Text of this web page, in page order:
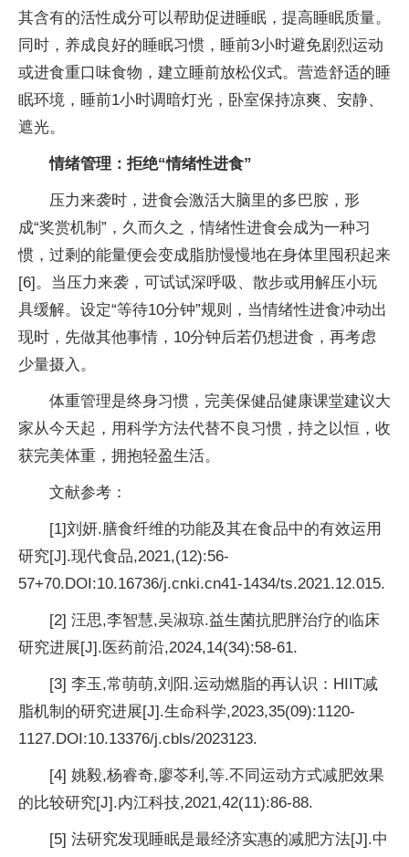
其含有的活性成分可以帮助促进睡眠，提高睡眠质量。
同时，养成良好的睡眠习惯，睡前3小时避免剧烈运动
或进食重口味食物，建立睡前放松仪式。营造舒适的睡
眠环境，睡前1小时调暗灯光，卧室保持凉爽、安静、
遮光。
情绪管理：拒绝“情绪性进食”
压力来袭时，进食会激活大脑里的多巴胺，形
成“奖赏机制”，久而久之，情绪性进食会成为一种习
惯，过剩的能量便会变成脂肪慢慢地在身体里囤积起来
[6]。当压力来袭，可试试深呼吸、散步或用解压小玩
具缓解。设定“等待10分钟”规则，当情绪性进食冲动出
现时，先做其他事情，10分钟后若仍想进食，再考虑
少量摄入。
体重管理是终身习惯，完美保健品健康课堂建议大
家从今天起，用科学方法代替不良 习惯，持之以恒，收
获完美体重，拥抱轻盈生活。
文献参考：
[1]刘妍.膳食纤维的功能及其在食品中的有效运用
研究[J].现代食品,2021,(12):56-
57+70.DOI:10.16736/j.cnki.cn41-1434/ts.2021.12.015.
[2] 汪思,李智慧,吴淑琼.益生菌抗肥胖治疗的临床
研究进展[J].医药前沿,2024,14(34):58-61.
[3] 李玉,常萌萌,刘阳.运动燃脂的再认识：HIIT减
脂机制的研究进展[J].生命科学,2023,35(09):1120-
1127.DOI:10.13376/j.cbls/2023123.
[4] 姚毅,杨睿奇,廖苓利,等.不同运动方式减肥效果
的比较研究[J].内江科技,2021,42(11):86-88.
[5] 法研究发现睡眠是最经济实惠的减肥方法[J].中